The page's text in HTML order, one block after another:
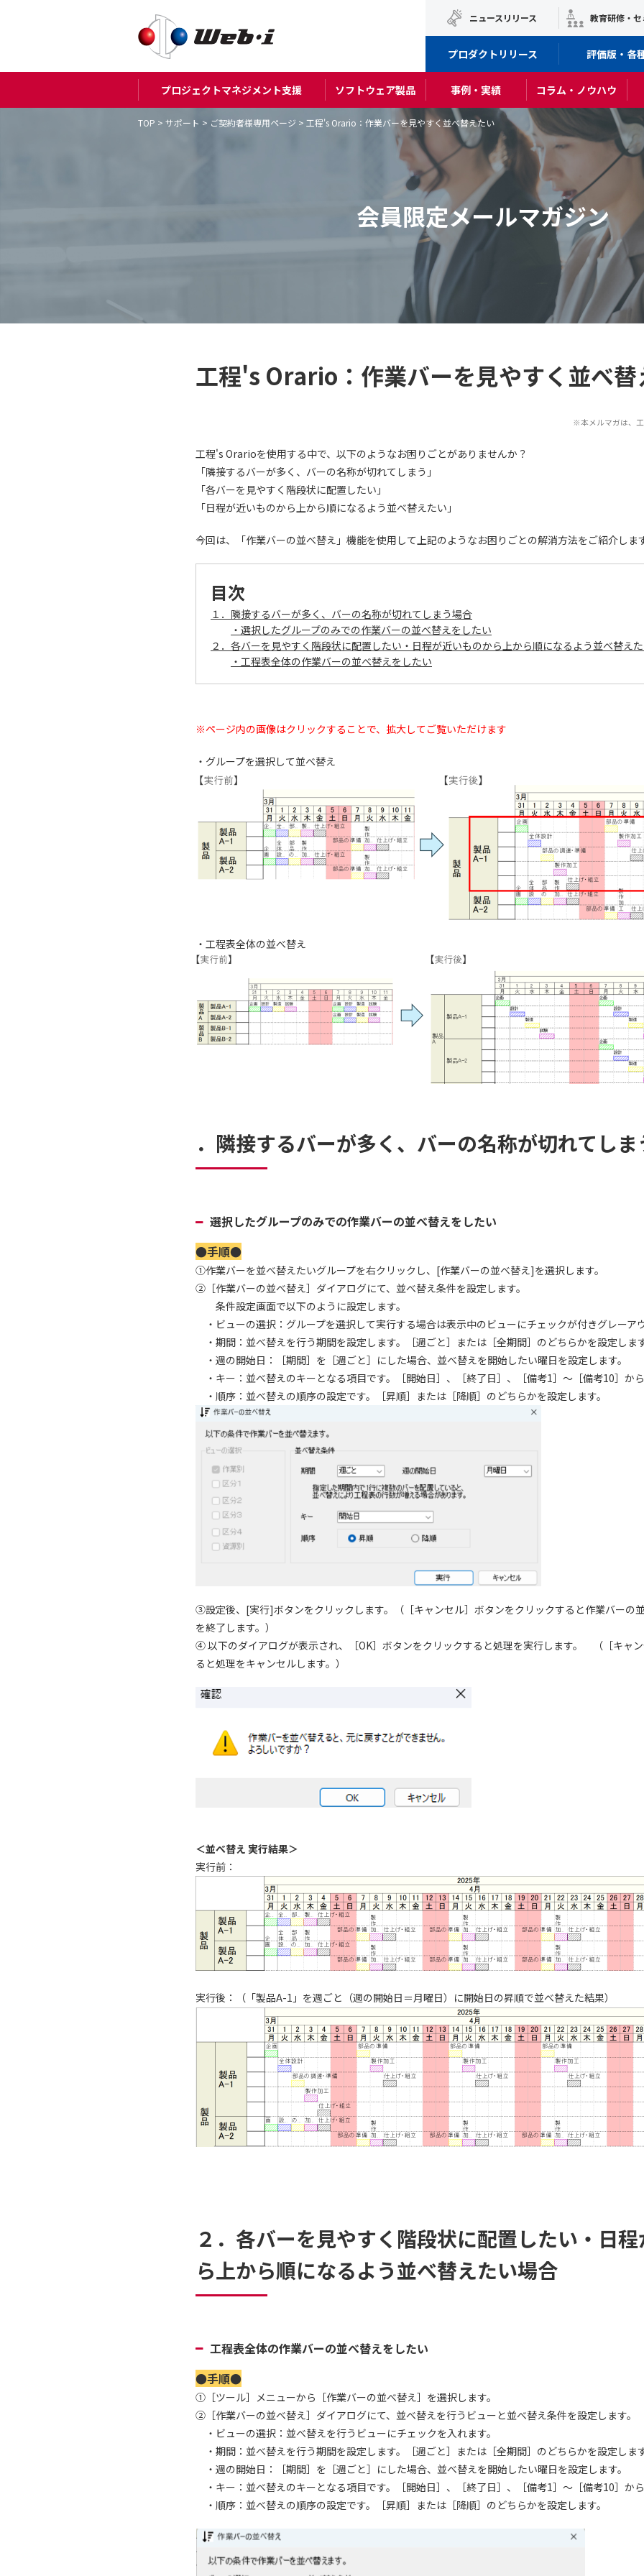
プロジェクトマネジメント支援 ソフトウェア製品 事例・実績 コラム・ノウハウ
ニュースリリース 教育研修・
プロダクトリリース 評価版・各
会員限定メールマガジン
TOP > サポート > ご契約者様専用ページ > 工程's Orario：作業バーを見やすく並べ替えたい
工程's Orario：作業バーを見やすく並べ替
※本メルマガは、
工程's Orarioを使用する中で、以下のようなお困りごとがありませんか？
「隣接するバーが多く、バーの名称が切れてしまう」
「各バーを見やすく階段状に配置したい」
「日程が近いものから上から順になるよう並べ替えたい」
今回は、「作業バーの並べ替え」機能を使用して上記のようなお困りごとの解消方法をご紹介しま
目次
１．隣接するバーが多く、バーの名称が切れてしまう場合
・選択したグループのみでの作業バーの並べ替えをしたい
２．各バーを見やすく階段状に配置したい・日程が近いものから上から順になるよう並べ替え
・工程表全体の作業バーの並べ替えをしたい
※ページ内の画像はクリックすることで、拡大してご覧いただけます
・グループを選択して並べ替え
・工程表全体の並べ替え
．隣接するバーが多く、バーの名称が切れてし
選択したグループのみでの作業バーの並べ替えをしたい
●手順●
①作業バーを並べ替えたいグループを右クリックし、[作業バーの並べ替え]を選択します。
②［作業バーの並べ替え］ダイアログにて、並べ替え条件を設定します。
条件設定画面で以下のように設定します。
・ビューの選択：グループを選択して実行する場合は表示中のビューにチェックが付きグレーア
・期間：並べ替えを行う期間を設定します。［週ごと］または［全期間］のどちらかを設定しま
・週の開始日：［期間］を［週ごと］にした場合、並べ替えを開始したい曜日を設定します。
・キー：並べ替えのキーとなる項目です。［開始日］、［終了日］、［備考1］～［備考10］か
・順序：並べ替えの順序の設定です。［昇順］または［降順］のどちらかを設定します。
③設定後、[実行]ボタンをクリックします。（［キャンセル］ボタンをクリックすると作業バーの
を終了します。）
④ 以下のダイアログが表示され、［OK］ボタンをクリックすると処理を実行します。 （［キャ
ると処理をキャンセルします。）
＜並べ替え 実行結果＞
実行前
実行後：（「製品A-1」を週ごと（週の開始日＝月曜日）に開始日の昇順で並べ替えた結果）
２．各バーを見やすく階段状に配置したい・日
ら上から順になるよう並べ替えたい場合
工程表全体の作業バーの並べ替えをしたい
●手順●
①［ツール］メニューから［作業バーの並べ替え］を選択します。
②［作業バーの並べ替え］ダイアログにて、並べ替えを行うビューと並べ替え条件を設定します。
・ビューの選択：並べ替えを行うビューにチェックを入れます。
・期間：並べ替えを行う期間を設定します。［週ごと］または［全期間］のどちらかを設定しま
・週の開始日：［期間］を［週ごと］にした場合、並べ替えを開始したい曜日を設定します。
・キー：並べ替えのキーとなる項目です。［開始日］、［終了日］、［備考1］～［備考10］か
・順序：並べ替えの順序の設定です。［昇順］または［降順］のどちらかを設定します。